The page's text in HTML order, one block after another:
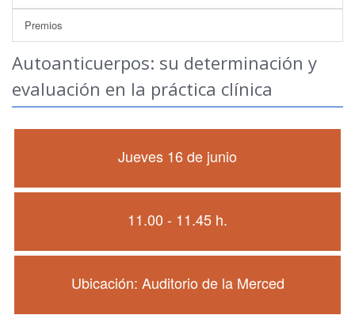
Premios
Autoanticuerpos: su determinación y
evaluación en la práctica clínica
Jueves 16 de junio
11.00 - 11.45 h.
Ubicación: Auditorio de la Merced